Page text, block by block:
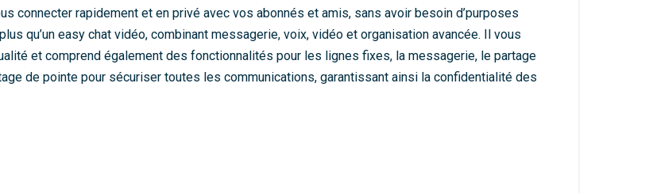
connecter rapidement et en privé avec vos abonnés et amis, sans avoir besoin d’purposes
qu’un easy chat vidéo, combinant messagerie, voix, vidéo et organisation avancée. Il vous
et comprend également des fonctionnalités pour les lignes fixes, la messagerie, le partage
de pointe pour sécuriser toutes les communications, garantissant ainsi la confidentialité des